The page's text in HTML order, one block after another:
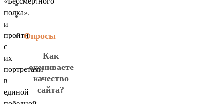
полка»,
и
пройти
с
их
портретами
в
единой
Опросы
Как
оцениваете
качество
сайта?